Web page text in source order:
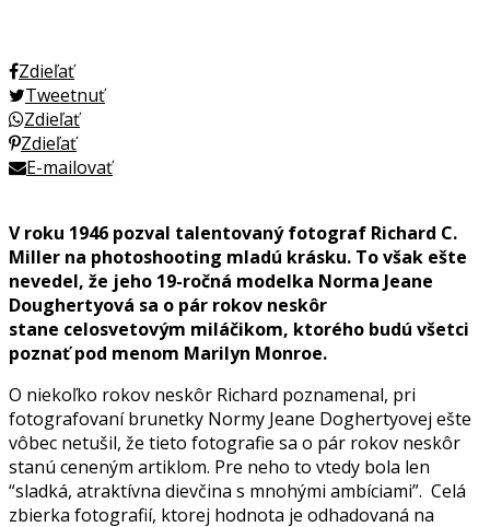
Zdieľať
Tweetnuť
Zdieľať
Zdieľať
E-mailovať
V roku 1946 pozval talentovaný fotograf Richard C.
Miller na photoshooting mladú krásku. To však ešte
nevedel, že jeho 19-ročná modelka Norma Jeane
Doughertyová sa o pár rokov neskôr
stane celosvetovým miláčikom, ktorého budú všetci
poznať pod menom Marilyn Monroe.
O niekoľko rokov neskôr Richard poznamenal, pri
fotografovaní brunetky Normy Jeane Doghertyovej ešte
vôbec netušil, že tieto fotografie sa o pár rokov neskôr
stanú ceneným artiklom. Pre neho to vtedy bola len
“sladká, atraktívna dievčina s mnohými ambíciami”. Celá
zbierka fotografií, ktorej hodnota je odhadovaná na